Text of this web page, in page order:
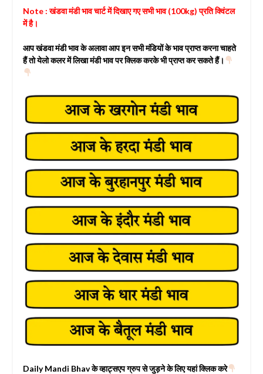
Note : खंडवा मंडी भाव चार्ट में दिखाए गए सभी भाव (100kg) प्रति क्विंटल
में है।
आप खंडवा मंडी भाव के अलावा आप इन सभी मंडियों के भाव प्राप्त करना चाहते
हैं तो येलो कलर में लिखा मंडी भाव पर क्लिक करके भी प्राप्त कर सकते हैं।
Daily Mandi Bhav के व्हाट्सएप ग्रुप से जुड़ने के लिए यहां क्लिक करे